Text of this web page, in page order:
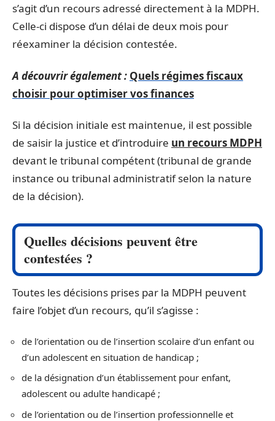
s’agit d’un recours adressé directement à la MDPH.
Celle-ci dispose d’un délai de deux mois pour
réexaminer la décision contestée.
A découvrir également : Quels régimes fiscaux
choisir pour optimiser vos finances
Si la décision initiale est maintenue, il est possible
de saisir la justice et d’introduire un recours MDPH
devant le tribunal compétent (tribunal de grande
instance ou tribunal administratif selon la nature
de la décision).
Quelles décisions peuvent être
contestées ?
Toutes les décisions prises par la MDPH peuvent
faire l’objet d’un recours, qu’il s’agisse :
de l’orientation ou de l’insertion scolaire d’un enfant ou
d’un adolescent en situation de handicap ;
de la désignation d’un établissement pour enfant,
adolescent ou adulte handicapé ;
de l’orientation ou de l’insertion professionnelle et